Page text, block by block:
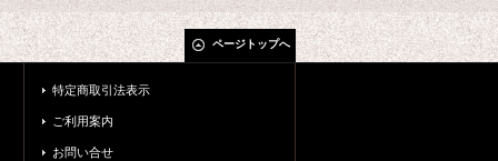
ページトップへ
特定商取引法表示
ご利用案内
お問い合せ